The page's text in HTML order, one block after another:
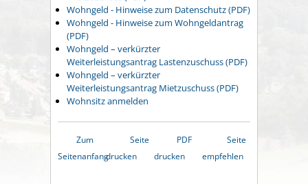
Wohngeld - Hinweise zum Datenschutz (PDF)
Wohngeld - Hinweise zum Wohngeldantrag
(PDF)
Wohngeld – verkürzter
Weiterleistungsantrag Lastenzuschuss (PDF)
Wohngeld – verkürzter
Weiterleistungsantrag Mietzuschuss (PDF)
Wohnsitz anmelden
Zum
Seitenanfang
Seite
drucken
PDF
drucken
Seite
empfehlen